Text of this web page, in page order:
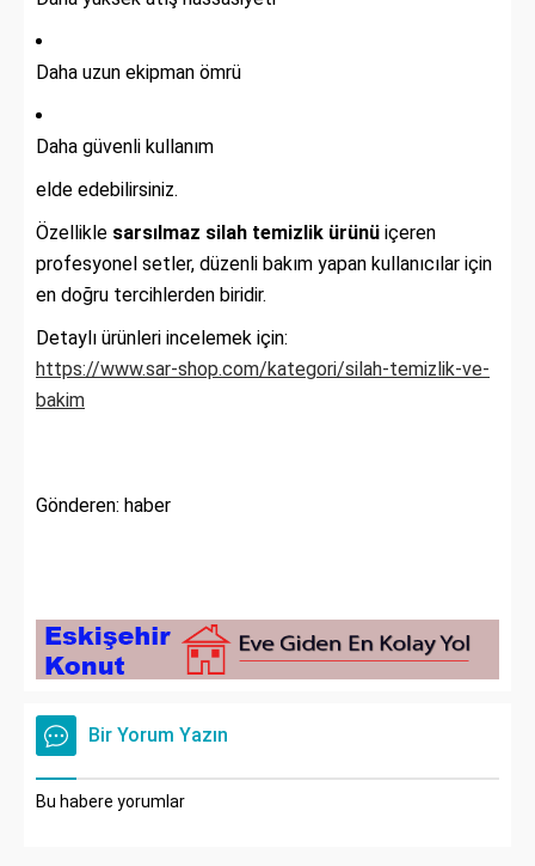
Daha uzun ekipman ömrü
Daha güvenli kullanım
elde edebilirsiniz.
Özellikle sarsılmaz silah temizlik ürünü içeren
profesyonel setler, düzenli bakım yapan kullanıcılar için
en doğru tercihlerden biridir.
Detaylı ürünleri incelemek için:
https://www.sar-shop.com/kategori/silah-temizlik-ve-
bakim
Gönderen: haber
Bir Yorum Yazın
Bu habere yorumlar